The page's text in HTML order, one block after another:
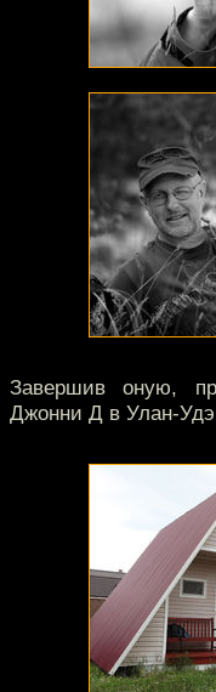
Завершив оную,
Джонни Д в Улан-